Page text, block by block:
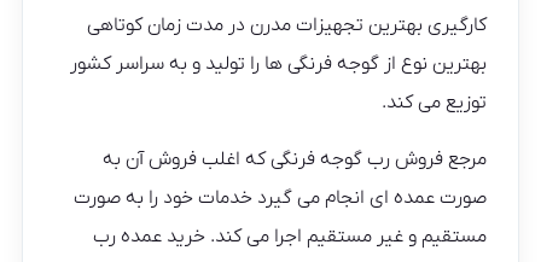
کارگیری بهترین تجهیزات مدرن در مدت زمان کوتاهی
بهترین نوع از گوجه فرنگی ها را تولید و به سراسر کشور
توزیع می کند.
مرجع فروش رب گوجه فرنگی که اغلب فروش آن به
صورت عمده ای انجام می گیرد خدمات خود را به صورت
مستقیم و غیر مستقیم اجرا می کند. خرید عمده رب